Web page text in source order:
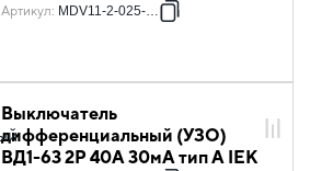
Артикул: MDV11-2-025-030
Выключатель
дифференциальный (УЗО)
ВД1-63 2Р 40А 30мА тип А IEK